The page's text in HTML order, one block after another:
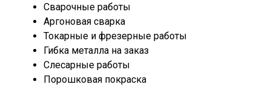
Сварочные работы
Аргоновая сварка
Токарные и фрезерные работы
Гибка металла на заказ
Слесарные работы
Порошковая покраска